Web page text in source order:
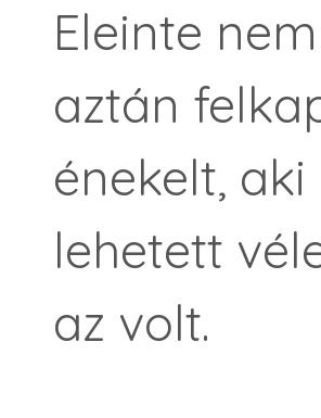
Eleinte
aztán
énekelt,
lehetett
az volt.